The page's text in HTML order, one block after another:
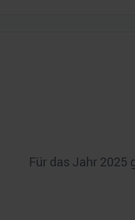
Für das Jahr 2025